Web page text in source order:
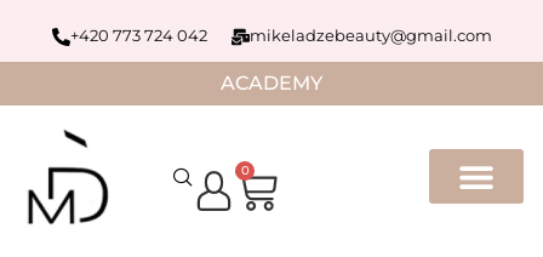
+420 773 724 042 mikeladzebeauty@gmail.com
ACADEMY
0